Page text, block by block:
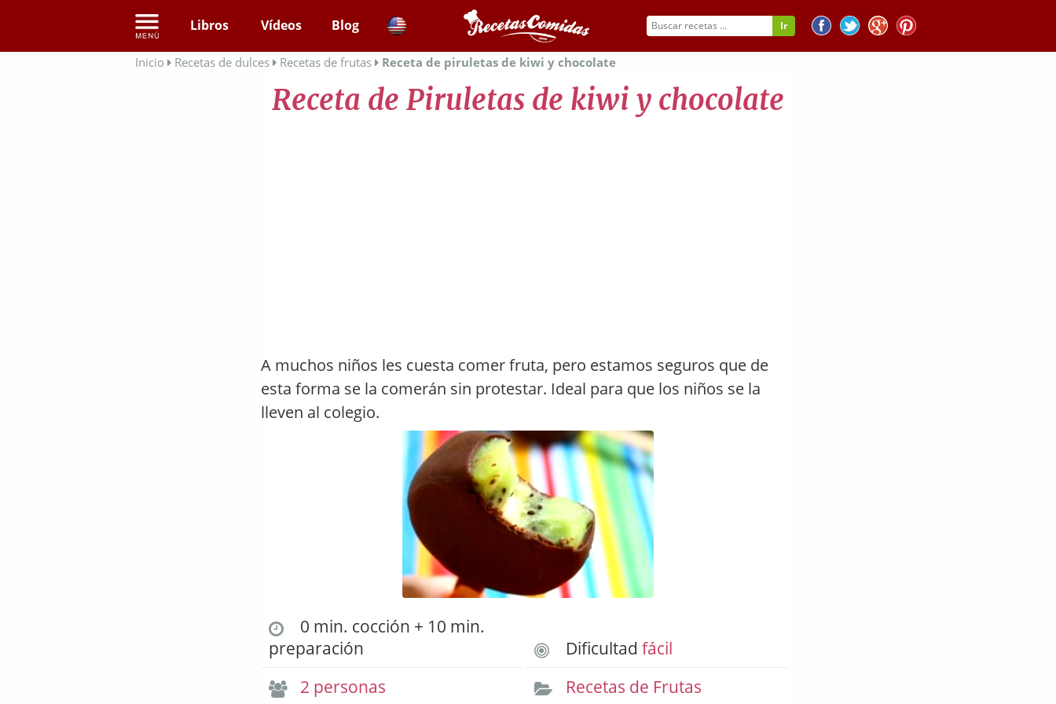
Libros Vídeos Blog
Inicio Recetas de dulces Recetas de frutas Receta de piruletas de kiwi y chocolate
Receta de Piruletas de kiwi y chocolate
A muchos niños les cuesta comer fruta, pero estamos seguros que de
esta forma se la comerán sin protestar. Ideal para que los niños se la
lleven al colegio.
0 min. cocción + 10 min.
preparación
Dificultadfácil
2 personas
Recetas de Frutas